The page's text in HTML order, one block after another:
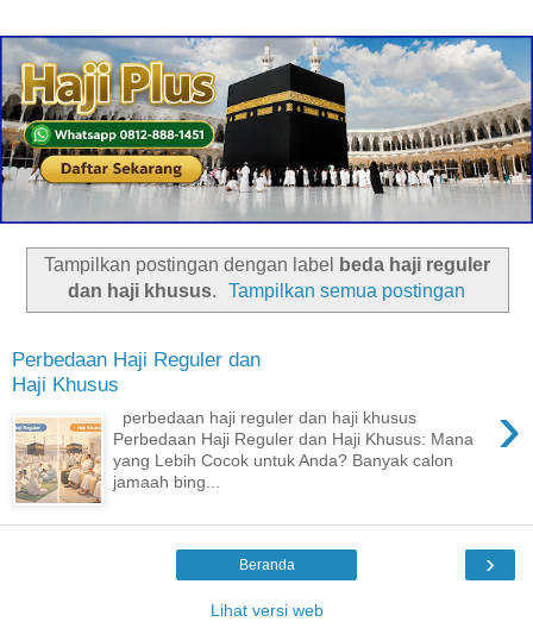
Tampilkan postingan dengan label
beda haji reguler
dan haji khusus. Tampilkan semua postingan
Perbedaan Haji Reguler dan
Haji Khusus
›
perbedaan haji reguler dan haji khusus
Perbedaan Haji Reguler dan Haji Khusus: Mana
yang Lebih Cocok untuk Anda? Banyak calon
jamaah bing...
›
Beranda
Lihat versi web